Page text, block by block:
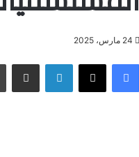
24 مارس، 2025
فيسبوك X لينكدإن مشاركة